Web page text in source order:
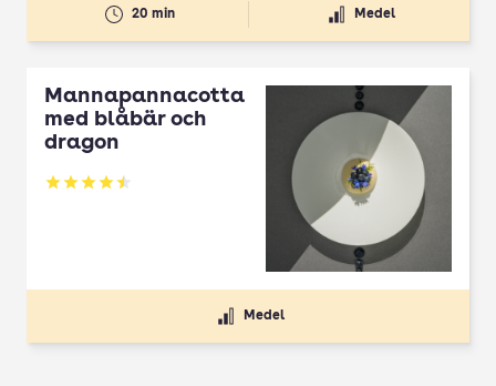
20 min Medel
Mannapannacotta
med blåbär och
dragon
Betyg: 4.5 av 5
Medel